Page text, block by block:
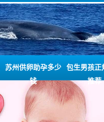
苏州供卵助孕多少
钱
包生男孩正
推荐